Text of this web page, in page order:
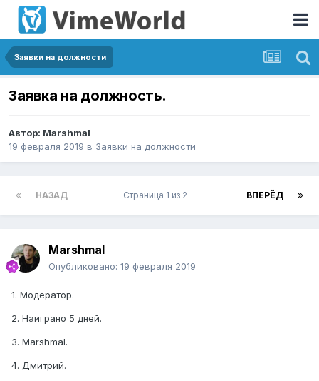
Заявки на должности
Заявка на должность.
Автор: Marshmal
19 февраля 2019 в Заявки на должности
НАЗАД ВПЕРЁД
Страница 1 из 2
Marshmal
Опубликовано: 19 февраля 2019
1. Модератор.
2. Наиграно 5 дней.
3. Marshmal.
4. Дмитрий.